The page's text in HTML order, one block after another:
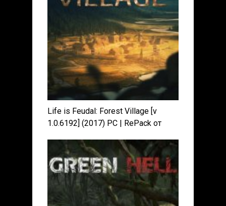
Life is Feudal: Forest Village [v
1.0.6192] (2017) PC | RePack от